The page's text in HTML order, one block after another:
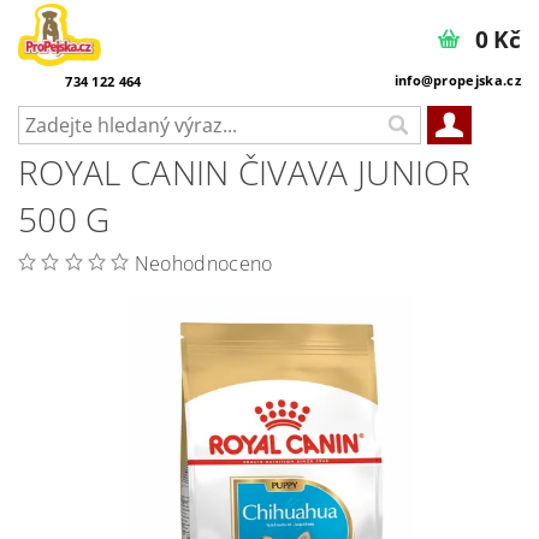
734 122 464 info@propejska.cz
0 Kč
ROYAL CANIN ČIVAVA JUNIOR
500 G
Neohodnoceno